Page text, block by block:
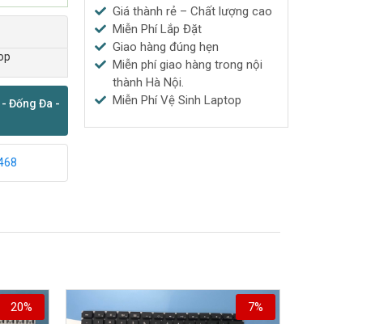
- Đống Đa -
Giá thành rẻ – Chất lượng cao
Miễn Phí Lắp Đặt
Giao hàng đúng hẹn
Miễn phí giao hàng trong nội
thành Hà Nội.
Miễn Phí Vệ Sinh Laptop
20% 7%